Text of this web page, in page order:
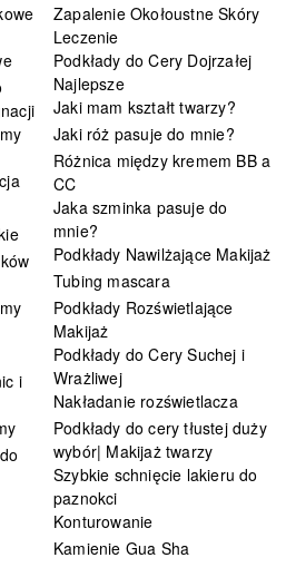
i
Zapalenie Okołoustne Skóry
Leczenie
Podkłady do Cery Dojrzałej
Najlepsze
Jaki mam kształt twarzy?
Jaki róż pasuje do mnie?
Różnica między kremem BB a
CC
Jaka szminka pasuje do
mnie?
Podkłady Nawilżające Makijaż
Tubing mascara
Podkłady Rozświetlające
Makijaż
Podkłady do Cery Suchej i
Wrażliwej
Nakładanie rozświetlacza
Podkłady do cery tłustej duży
wybór| Makijaż twarzy
Szybkie schnięcie lakieru do
paznokci
Konturowanie
Kamienie Gua Sha